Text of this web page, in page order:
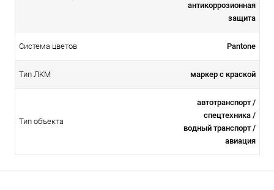
антикоррозионная
защита
Система цветов Pantone
Тип ЛКМ маркер с краской
Тип объекта
автотранспорт /
спецтехника /
водный транспорт /
авиация